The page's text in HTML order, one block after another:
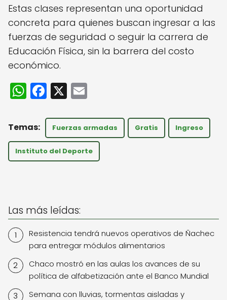
Estas clases representan una oportunidad
concreta para quienes buscan ingresar a las
fuerzas de seguridad o seguir la carrera de
Educación Física, sin la barrera del costo
económico.
W
h
a
ts
A
F
a
c
e
b
k
X
ai
l
Fuerzas armadas Gratis Ingreso
Instituto del Deporte
Las más leídas:
Resistencia tendrá nuevos operativos de Ñachec
para entregar módulos alimentarios
Chaco mostró en las aulas los avances de su
política de alfabetización ante el Banco Mundial
Semana con lluvias, tormentas aisladas y